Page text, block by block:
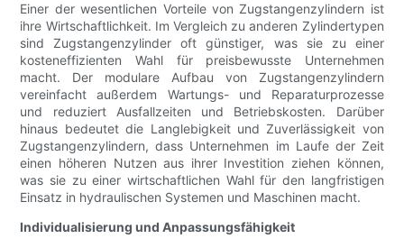
Einer der wesentlichen Vorteile von Zugstangenzylindern ist
ihre Wirtschaftlichkeit. Im Vergleich zu anderen Zylindertypen
sind Zugstangenzylinder oft günstiger, was sie zu einer
kosteneffizienten Wahl für preisbewusste Unternehmen
macht. Der modulare Aufbau von Zugstangenzylindern
vereinfacht außerdem Wartungs- und Reparaturprozesse
und reduziert Ausfallzeiten und Betriebskosten. Darüber
hinaus bedeutet die Langlebigkeit und Zuverlässigkeit von
Zugstangenzylindern, dass Unternehmen im Laufe der Zeit
einen höheren Nutzen aus ihrer Investition ziehen können,
was sie zu einer wirtschaftlichen Wahl für den langfristigen
Einsatz in hydraulischen Systemen und Maschinen macht.
Individualisierung und Anpassungsfähigkeit